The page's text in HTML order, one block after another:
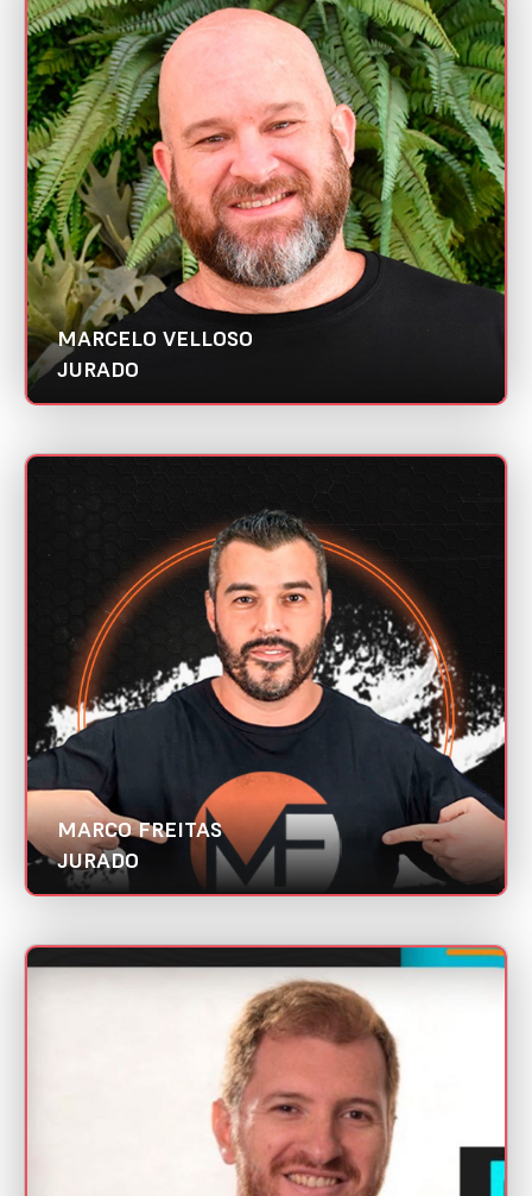
MARCELO VELLOSO
JURADO
MARCELO VELLOSO
Mini CV
Oslo Marketing & Branding | Abradi RJ
Categorias:
Gestor de Mídia/Tráfego
Melhor case de responsabilidade social
MARCO FREITAS
JURADO
MARCO FREITAS
Formiga Digital
| Abradi SP
Categoria:
Melhor case de responsabilidade social
MARCOS MORAES
Maya | Abradi Nacional
Categoria:
Gestor de Growth